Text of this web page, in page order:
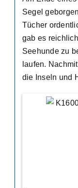
Segel
Tücher
gab es
Seehunde zu
laufen.
die Inseln und